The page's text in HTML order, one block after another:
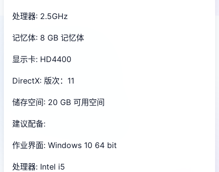
处理器: 2.5GHz
记忆体: 8 GB 记忆体
显示卡: HD4400
DirectX: 版次：11
储存空间: 20 GB 可用空间
建议配备:
作业界面: Windows 10 64 bit
处理器: Intel i5